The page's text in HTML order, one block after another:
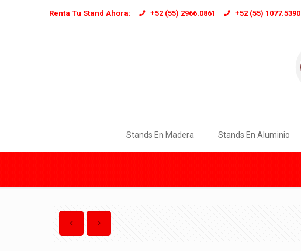
Renta Tu Stand Ahora: +52 (55) 2966.0861 +52 (55) 1077.5390
Stands En Madera Stands En Aluminio